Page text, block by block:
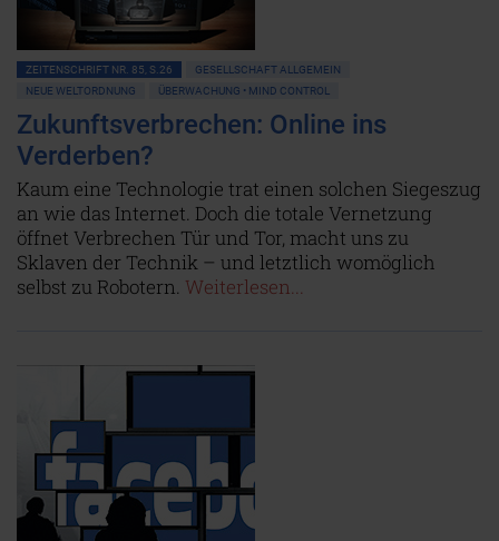
ZEITENSCHRIFT NR. 85, S.26
GESELLSCHAFT ALLGEMEIN
NEUE WELTORDNUNG
ÜBERWACHUNG • MIND CONTROL
Zukunftsverbrechen: Online ins
Verderben?
Kaum eine Technologie trat einen solchen Siegeszug
an wie das Internet. Doch die totale Vernetzung
öffnet Verbrechen Tür und Tor, macht uns zu
Sklaven der Technik – und letztlich womöglich
selbst zu Robotern. Weiterlesen...